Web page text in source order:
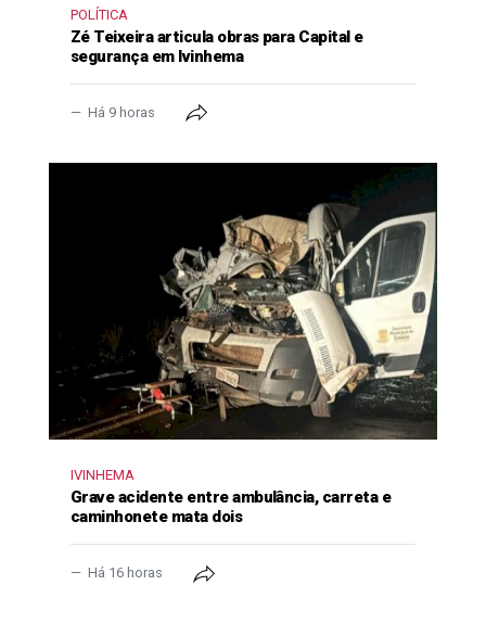
POLÍTICA
Zé Teixeira articula obras para Capital e
segurança em Ivinhema
Há 9 horas
IVINHEMA
Grave acidente entre ambulância, carreta e
caminhonete mata dois
Há 16 horas